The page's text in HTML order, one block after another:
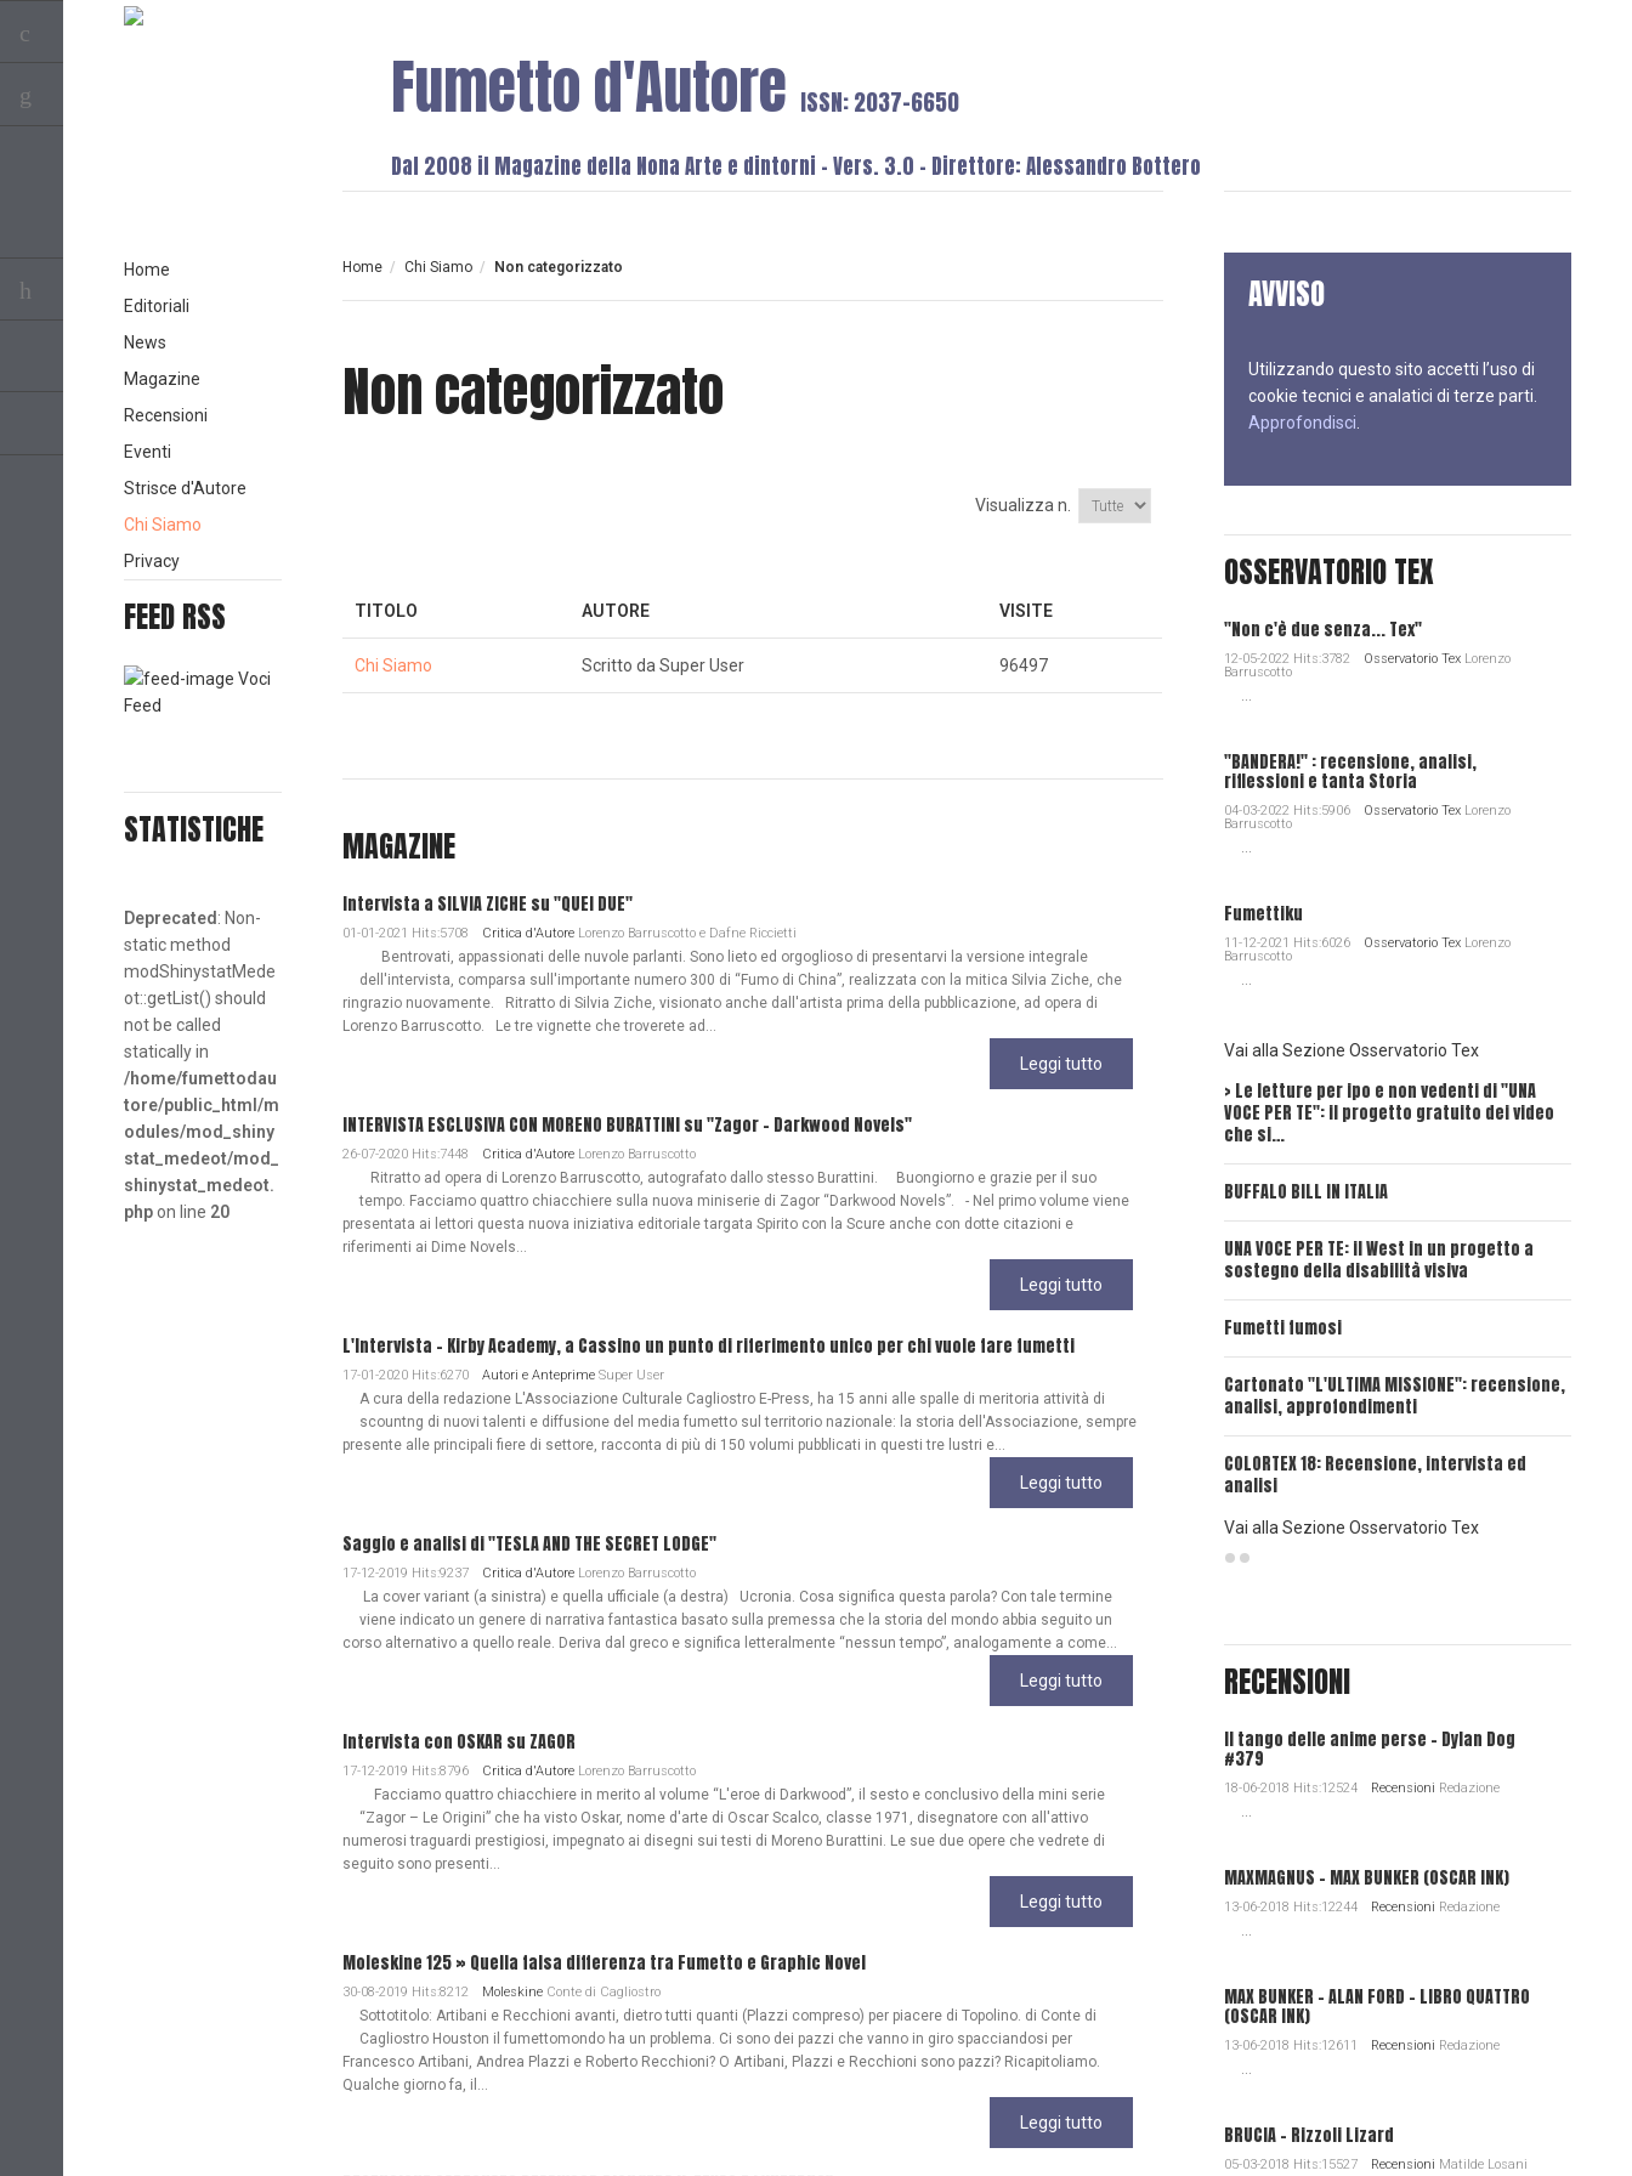
Fumetto d'Autore ISSN: 2037-6650
Dal 2008 il Magazine della Nona Arte e dintorni - Vers. 3.0 - Direttore: Alessandro Bottero
Home / Chi Siamo / Non categorizzato
Non categorizzato
Visualizza n.
TITOLO AUTORE VISITE
Chi Siamo Scritto da Super User 96497
MAGAZINE
Intervista a SILVIA ZICHE su "QUEI DUE"
01-01-2021 Hits:5708 Critica d'AutoreLorenzo Barruscotto e Dafne Riccietti
Bentrovati, appassionati delle nuvole parlanti. Sono lieto ed orgoglioso di presentarvi la versione integrale
dell'intervista, comparsa sull'importante numero 300 di “Fumo di China”, realizzata con la mitica Silvia Ziche, che
ringrazio nuovamente. Ritratto di Silvia Ziche, visionato anche dall'artista prima della pubblicazione, ad opera di
Lorenzo Barruscotto. Le tre vignette che troverete ad...
Leggi tutto
INTERVISTA ESCLUSIVA CON MORENO BURATTINI su "Zagor - Darkwood Novels"
26-07-2020 Hits:7448 Critica d'AutoreLorenzo Barruscotto
Ritratto ad opera di Lorenzo Barruscotto, autografato dallo stesso Burattini. Buongiorno e grazie per il suo
tempo. Facciamo quattro chiacchiere sulla nuova miniserie di Zagor “Darkwood Novels”. - Nel primo volume viene
presentata ai lettori questa nuova iniziativa editoriale targata Spirito con la Scure anche con dotte citazioni e
riferimenti ai Dime Novels...
Leggi tutto
L'Intervista - Kirby Academy, a Cassino un punto di riferimento unico per chi vuole fare fumetti
17-01-2020 Hits:6270 Autori e AnteprimeSuper User
A cura della redazione L'Associazione Culturale Cagliostro E-Press, ha 15 anni alle spalle di meritoria attività di
scountng di nuovi talenti e diffusione del media fumetto sul territorio nazionale: la storia dell'Associazione, sempre
presente alle principali fiere di settore, racconta di più di 150 volumi pubblicati in questi tre lustri e...
Leggi tutto
Saggio e analisi di "TESLA AND THE SECRET LODGE"
17-12-2019 Hits:9237 Critica d'AutoreLorenzo Barruscotto
La cover variant (a sinistra) e quella ufficiale (a destra) Ucronia. Cosa significa questa parola? Con tale termine
viene indicato un genere di narrativa fantastica basato sulla premessa che la storia del mondo abbia seguito un
corso alternativo a quello reale. Deriva dal greco e significa letteralmente “nessun tempo”, analogamente a come...
Leggi tutto
Intervista con OSKAR su ZAGOR
17-12-2019 Hits:8796 Critica d'AutoreLorenzo Barruscotto
Facciamo quattro chiacchiere in merito al volume “L'eroe di Darkwood”, il sesto e conclusivo della mini serie
“Zagor – Le Origini” che ha visto Oskar, nome d'arte di Oscar Scalco, classe 1971, disegnatore con all'attivo
numerosi traguardi prestigiosi, impegnato ai disegni sui testi di Moreno Burattini. Le sue due opere che vedrete di
seguito sono presenti...
Leggi tutto
Moleskine 125 » Quella falsa differenza tra Fumetto e Graphic Novel
30-08-2019 Hits:8212 MoleskineConte di Cagliostro
Sottotitolo: Artibani e Recchioni avanti, dietro tutti quanti (Plazzi compreso) per piacere di Topolino. di Conte di
Cagliostro Houston il fumettomondo ha un problema. Ci sono dei pazzi che vanno in giro spacciandosi per
Francesco Artibani, Andrea Plazzi e Roberto Recchioni? O Artibani, Plazzi e Recchioni sono pazzi? Ricapitoliamo.
Qualche giorno fa, il...
Leggi tutto
AVVISO
Utilizzando questo sito accetti l’uso di
cookie tecnici e analatici di terze parti.
Approfondisci
OSSERVATORIO TEX
"Non c'è due senza... Tex"
12-05-2022 Hits:3782 Osservatorio TexLorenzo
Barruscotto
...
"BANDERA!" : recensione, analisi,
riflessioni e tanta Storia
04-03-2022 Hits:5906 Osservatorio TexLorenzo
Barruscotto
...
Fumettiku
11-12-2021 Hits:6026 Osservatorio TexLorenzo
Barruscotto
...
Vai alla Sezione Osservatorio Tex
> Le letture per ipo e non vedenti di "UNA
VOCE PER TE": il progetto gratuito dei video
che si…
BUFFALO BILL IN ITALIA
UNA VOCE PER TE: il West in un progetto a
sostegno della disabilità visiva
Fumetti fumosi
Cartonato "L'ULTIMA MISSIONE": recensione,
analisi, approfondimenti
COLORTEX 18: Recensione, intervista ed
analisi
UNA
UNA
UNA
UNA
Vai alla Sezione Osservatorio Tex
RECENSIONI
Il tango delle anime perse - Dylan Dog
#379
18-06-2018 Hits:12524 Recensioni Redazione
...
MAXMAGNUS – MAX BUNKER (OSCAR INK)
13-06-2018 Hits:12244 Recensioni Redazione
...
MAX BUNKER – ALAN FORD – LIBRO QUATTRO
(OSCAR INK)
13-06-2018 Hits:12611 Recensioni Redazione
...
BRUCIA - Rizzoli Lizard
05-03-2018 Hits:15527 Recensioni Matilde Losani
Home
Editoriali
News
Magazine
Recensioni
Eventi
Strisce d'Autore
Chi Siamo
Privacy
FEED RSS
Voci
Feed
STATISTICHE
Deprecated : Non-
static method
modShinystatMede
ot::getList() should
not be called
statically in
/home/fumettodau
tore/public_html/m
odules/mod_shiny
stat_medeot/mod_
shinystat_medeot.
phpon line 20